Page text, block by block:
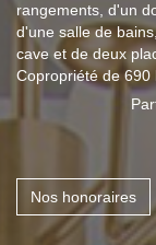
rangements, d'un
d'une salle de
cave et de deux
Copropriété de 690
Nos honoraires